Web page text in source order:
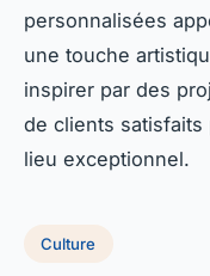
personnalisées
une touche
inspirer par des
de clients
lieu exceptionnel.
Culture